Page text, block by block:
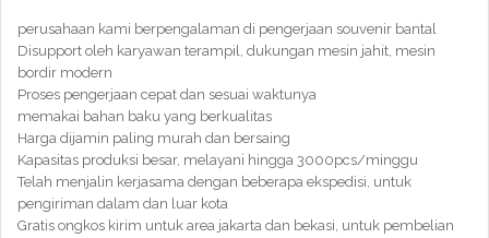
perusahaan kami berpengalaman di pengerjaan souvenir bantal
Disupport oleh karyawan terampil, dukungan mesin jahit, mesin
bordir modern
Proses pengerjaan cepat dan sesuai waktunya
memakai bahan baku yang berkualitas
Harga dijamin paling murah dan bersaing
Kapasitas produksi besar, melayani hingga 3000pcs/minggu
Telah menjalin kerjasama dengan beberapa ekspedisi, untuk
pengiriman dalam dan luar kota
Gratis ongkos kirim untuk area jakarta dan bekasi, untuk pembelian